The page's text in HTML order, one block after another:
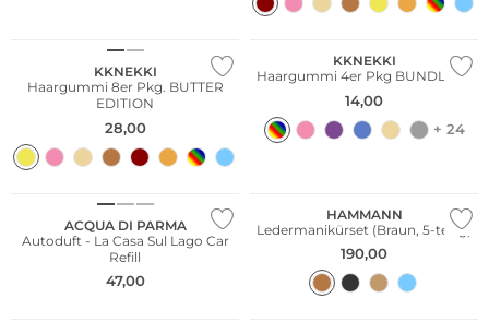
KKNEKKI
Haargummi 8er Pkg. BUTTER
EDITION
28,00
KKNEKKI
Haargummi 4er Pkg BUNDLE 59
14,00
+ 24
ACQUA DI PARMA
Autoduft - La Casa Sul Lago Car
Refill
47,00
HAMMANN
Ledermanikürset (Braun, 5-teilig)
190,00